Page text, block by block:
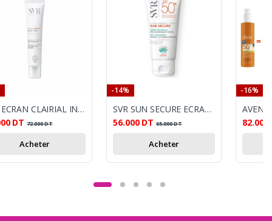
SVR ECRAN CLAIRIAL INVISIBLE SPF50+ 40ML
DT 72.000DT
Acheter
-14%
SVR SUN SECURE ECRAN MINERALE TEINTEE PEAUX NORMALES A MIXT SPF50+
56.000 DT 65.000DT
Acheter
-16%
82.001